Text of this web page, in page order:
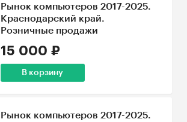
Рынок компьютеров 2017-2025.
Краснодарский край.
Розничные продажи
15 000 ₽
В корзину
Рынок компьютеров 2017-2025.